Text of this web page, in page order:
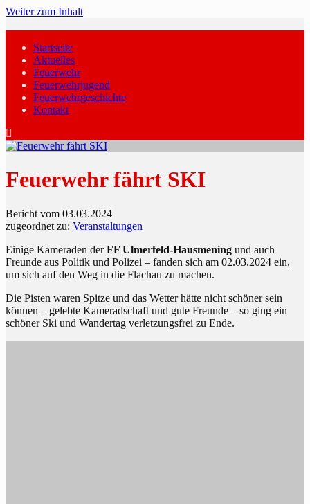
Weiter zum Inhalt
Startseite
Aktuelles
Feuerwehr
Feuerwehrjugend
Feuerwehrgeschichte
Kontakt
Feuerwehr fährt SKI
Bericht vom 03.03.2024
zugeordnet zu: Veranstaltungen
Einige Kameraden derFF Ulmerfeld-Hausmening und auch
Freunde aus Politik und Polizei – fanden sich am 02.03.2024 ein,
um sich auf den Weg in die Flachau zu machen.
Die Pisten waren Spitze und das Wetter hätte nicht schöner sein
können – gelebte Kameradschaft und gute Freunde – so ging ein
schöner Ski und Wandertag verletzungsfrei zu Ende.